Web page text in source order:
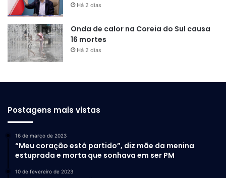
Há 2 dias
Onda de calor na Coreia do Sul causa
16 mortes
Há 2 dias
Postagens mais vistas
16 de março de 2023
“Meu coração está partido”, diz mãe da menina
estuprada e morta que sonhava em ser PM
10 de fevereiro de 2023